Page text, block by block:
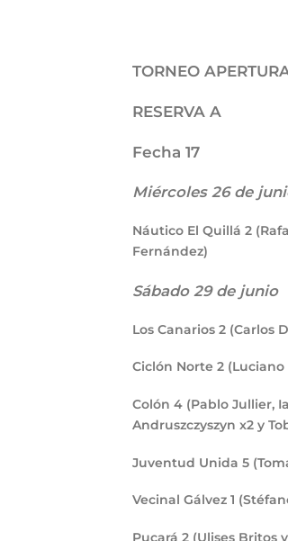
TORNEO
RESERVA A
Fecha 17
Miércoles 26 de
Náutico El Quillá 2
Fernández)
Sábado 29 de junio
Los Canarios 2 (Carlos
Ciclón Norte 2 (Luciano
Colón 4 (Pablo Jullier,
Andruszczyszyn x2 y
Juventud Unida 5
Vecinal Gálvez 1
Pucará 2 (Ulises Britos